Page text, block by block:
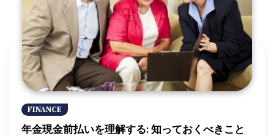
2. 利用可能な金融機関を確認する キャッシュローンを
利用するためには、まず自身の銀行口座やクレジットカ
ードが対応しているかを確認しましょう。多くの銀行や
消費者金融がコンビニATMでのキャッシュローンを提供
していますが、利用できる金融機関やカードの種類は、
コンビニやATMのブランドによって異なります。 3. 近
くのコンビニを探す 自分の銀行やカードが利用できる
コンビニを見つけるために、近くのコンビニを調べまし
FINANCE
年金現金前払いを理解する: 知っておくべきこと